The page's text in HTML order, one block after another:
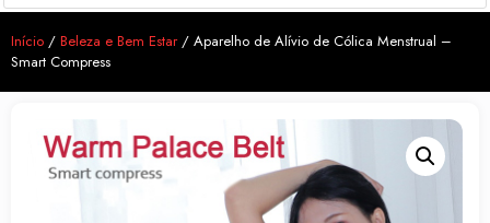
Início / Beleza e Bem Estar/ Aparelho de Alívio de Cólica Menstrual –
Smart Compress